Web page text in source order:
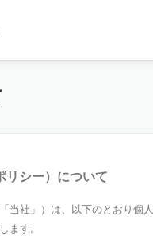
リシー）について
当社」）は、以下のとおり
ます。